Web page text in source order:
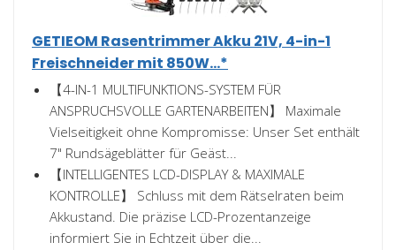
GETIEOM Rasentrimmer Akku 21V, 4-in-1
Freischneider mit 850W...*
【4-IN-1 MULTIFUNKTIONS-SYSTEM FÜR
ANSPRUCHSVOLLE GARTENARBEITEN】 Maximale
Vielseitigkeit ohne Kompromisse: Unser Set enthält
7" Rundsägeblätter für Geäst...
【INTELLIGENTES LCD-DISPLAY & MAXIMALE
KONTROLLE】 Schluss mit dem Rätselraten beim
Akkustand. Die präzise LCD-Prozentanzeige
informiert Sie in Echtzeit über die...